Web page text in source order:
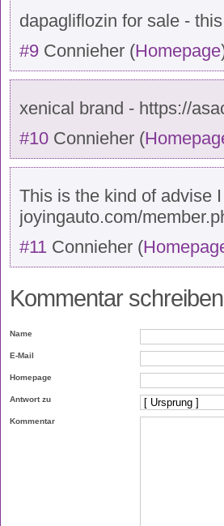
dapagliflozin for sale -
#9 Connieher (Homepage
xenical brand - https://
#10 Connieher (
This is the kind of advise
joyingauto.com/
#11 Connieher (
Kommentar schreiben
Name
E-Mail
Homepage
Antwort zu
Kommentar